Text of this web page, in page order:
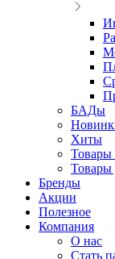
БАДы
Хиты
Товары
Товары
Бренды
Акции
Полезное
Компания
О нас
Стать